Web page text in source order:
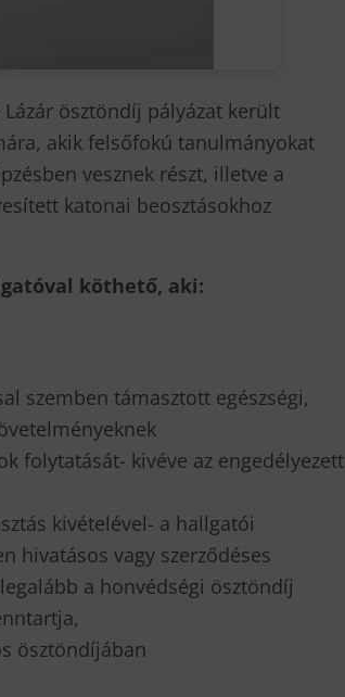
ösztöndíj pályázat került
akik felsőfokú tanulmányokat
vesznek részt, illetve a
katonai beosztásokhoz
köthető, aki:
szemben támasztott egészségi,
folytatását- kivéve az engedélyezett
kivételével- a hallgatói
hivatásos vagy szerződéses
a honvédségi ösztöndíj
ösztöndíjában